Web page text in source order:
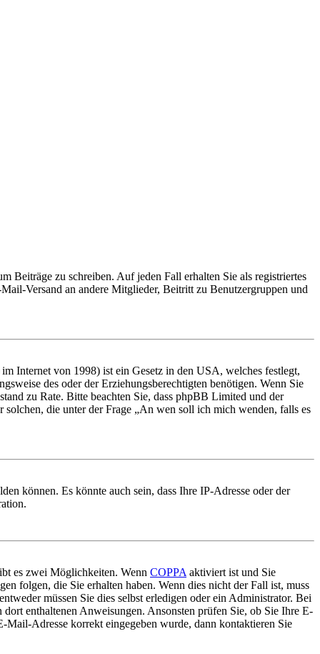
Beiträge zu schreiben. Auf jeden Fall erhalten Sie als registriertes
Versand an andere Mitglieder, Beitritt zu Benutzergruppen und
Internet von 1998) ist ein Gesetz in den USA, welches festlegt,
des oder der Erziehungsberechtigten benötigen. Wenn Sie
zu Rate. Bitte beachten Sie, dass phpBB Limited und der
die unter der Frage „An wen soll ich mich wenden, falls es
können. Es könnte auch sein, dass Ihre IP-Adresse oder der
es zwei Möglichkeiten. Wenn COPPA aktiviert ist und Sie
folgen, die Sie erhalten haben. Wenn dies nicht der Fall ist, muss
müssen Sie dies selbst erledigen oder ein Administrator. Bei
enthaltenen Anweisungen. Ansonsten prüfen Sie, ob Sie Ihre E-
Adresse korrekt eingegeben wurde, dann kontaktieren Sie